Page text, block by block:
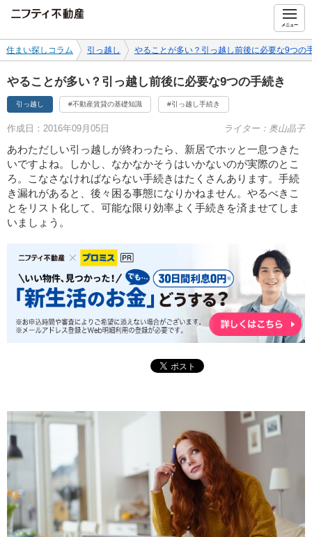
メニュー
住まい探しコラム 引っ越し やることが多い？引っ越し前後に必要な9つの
やることが多い？引っ越し前後に必要な9つの手続き
引っ越し #不動産賃貸の基礎知識 #引っ越し手続き
作成日：2016年09月05日 ライター：奥山晶子
あわただしい引っ越しが終わったら、新居でホッと一息つきた
いですよね。しかし、なかなかそうはいかないのが実際のとこ
ろ。こなさなければならない手続きはたくさんあります。手続
き漏れがあると、後々困る事態になりかねません。やるべきこ
とをリスト化して、可能な限り効率よく手続きを済ませてしま
いましょう。